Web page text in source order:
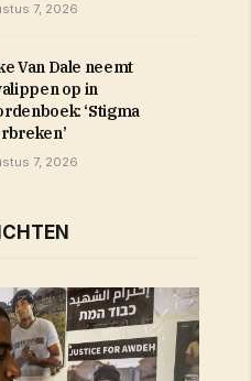
7, 2026
Van Dale neemt
op in
‘Stigma
7, 2026